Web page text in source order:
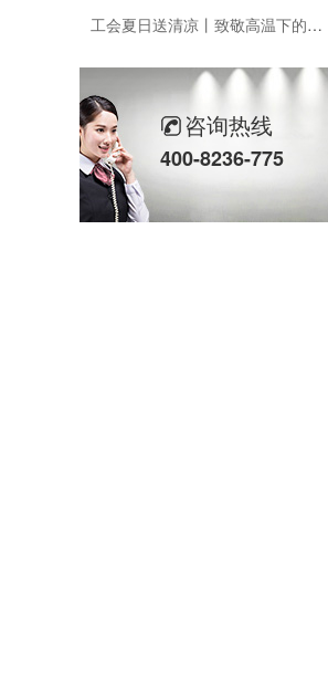
欣灵“粽”头戏丨乐享『端午游园会』
以母爱为名丨执扇寻夏 共赴一场美好花事
咨询热线
400-8236-775